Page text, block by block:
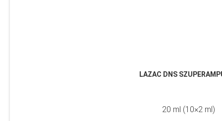
LAZAC DNS
20 ml (10×2 ml)